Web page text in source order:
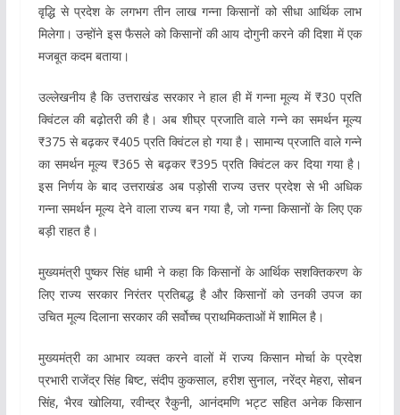
वृद्धि से प्रदेश के लगभग तीन लाख गन्ना किसानों को सीधा आर्थिक लाभ
मिलेगा। उन्होंने इस फैसले को किसानों की आय दोगुनी करने की दिशा में एक
मजबूत कदम बताया।
उल्लेखनीय है कि उत्तराखंड सरकार ने हाल ही में गन्ना मूल्य में ₹30 प्रति
क्विंटल की बढ़ोतरी की है। अब शीघ्र प्रजाति वाले गन्ने का समर्थन मूल्य
₹375 से बढ़कर ₹405 प्रति क्विंटल हो गया है। सामान्य प्रजाति वाले गन्ने
का समर्थन मूल्य ₹365 से बढ़कर ₹395 प्रति क्विंटल कर दिया गया है।
इस निर्णय के बाद उत्तराखंड अब पड़ोसी राज्य उत्तर प्रदेश से भी अधिक
गन्ना समर्थन मूल्य देने वाला राज्य बन गया है, जो गन्ना किसानों के लिए एक
बड़ी राहत है।
मुख्यमंत्री पुष्कर सिंह धामी ने कहा कि किसानों के आर्थिक सशक्तिकरण के
लिए राज्य सरकार निरंतर प्रतिबद्ध है और किसानों को उनकी उपज का
उचित मूल्य दिलाना सरकार की सर्वोच्च प्राथमिकताओं में शामिल है।
मुख्यमंत्री का आभार व्यक्त करने वालों में राज्य किसान मोर्चा के प्रदेश
प्रभारी राजेंद्र सिंह बिष्ट, संदीप कुकसाल, हरीश सुनाल, नरेंद्र मेहरा, सोबन
सिंह, भैरव खोलिया, रवीन्द्र रैकुनी, आनंदमणि भट्ट सहित अनेक किसान